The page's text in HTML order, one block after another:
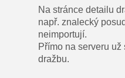
Na stránce detailu
např. znalecký
neimportují.
Přímo na serveru
dražbu.